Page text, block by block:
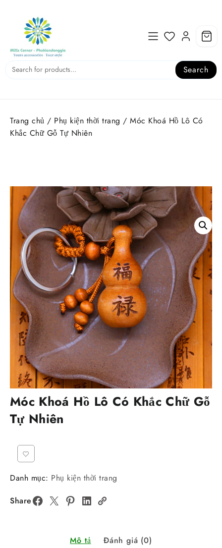
content
Search
Trang chủ / Phụ kiện thời trang / Móc Khoá Hồ Lô Có
Khắc Chữ Gỗ Tự Nhiên
Móc Khoá Hồ Lô Có Khắc Chữ Gỗ
Tự Nhiên
Danh mục: Phụ kiện thời trang
Share
Mô tả Đánh giá (0)